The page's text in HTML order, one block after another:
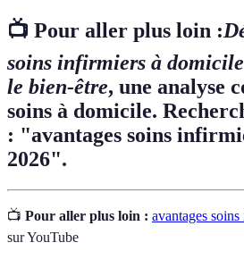
📺 Pour aller plus loin :
soins infirmiers à
le bien-être, une analyse
soins à domicile.
: "avantages soins
2026".
📺 Pour aller plus loin : avantages
sur YouTube